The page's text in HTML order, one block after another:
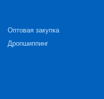
Оптовая закупка
Дропшиппинг